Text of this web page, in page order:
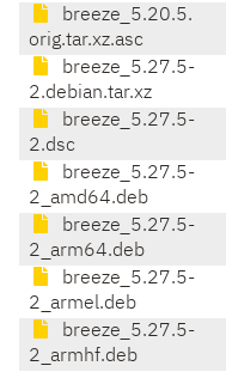
breeze_5.20.5.
orig.tar.xz.asc
breeze_5.27.5-
2.debian.tar.xz
breeze_5.27.5-
2.dsc
breeze_5.27.5-
2_amd64.deb
breeze_5.27.5-
2_arm64.deb
breeze_5.27.5-
2_armel.deb
breeze_5.27.5-
2_armhf.deb